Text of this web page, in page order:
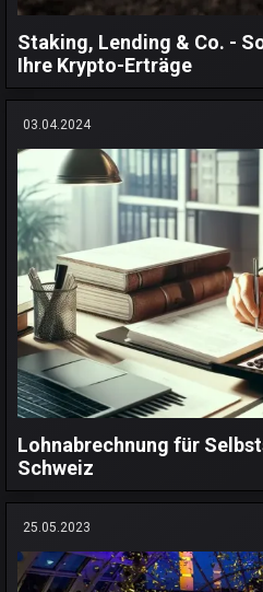
Staking, Lending & Co. -
Ihre Krypto-Erträge
03.04.2024
Lohnabrechnung für
Schweiz
25.05.2023